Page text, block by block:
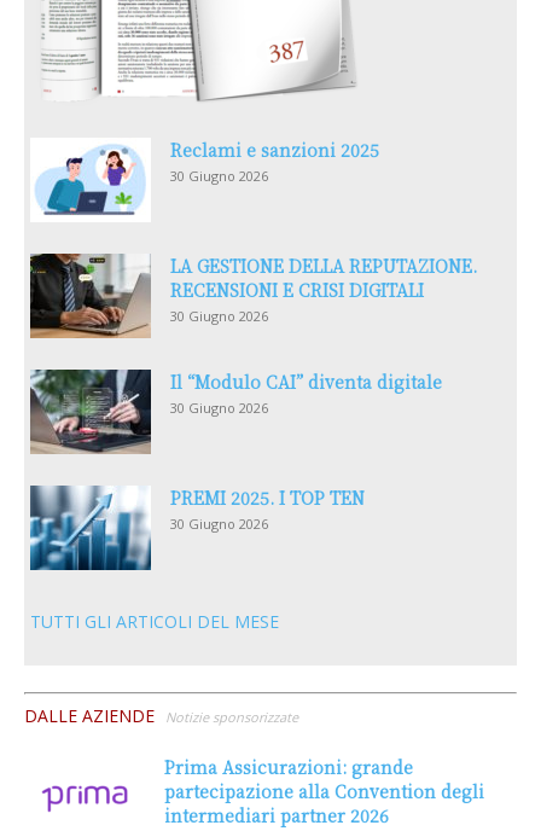
Reclami e sanzioni 2025
30 Giugno 2026
LA GESTIONE DELLA REPUTAZIONE.
RECENSIONI E CRISI DIGITALI
30 Giugno 2026
Il “Modulo CAI” diventa digitale
30 Giugno 2026
PREMI 2025. I TOP TEN
30 Giugno 2026
TUTTI GLI ARTICOLI DEL MESE
DALLE AZIENDE Notizie sponsorizzate
Prima Assicurazioni: grande
partecipazione alla Convention degli
intermediari partner 2026